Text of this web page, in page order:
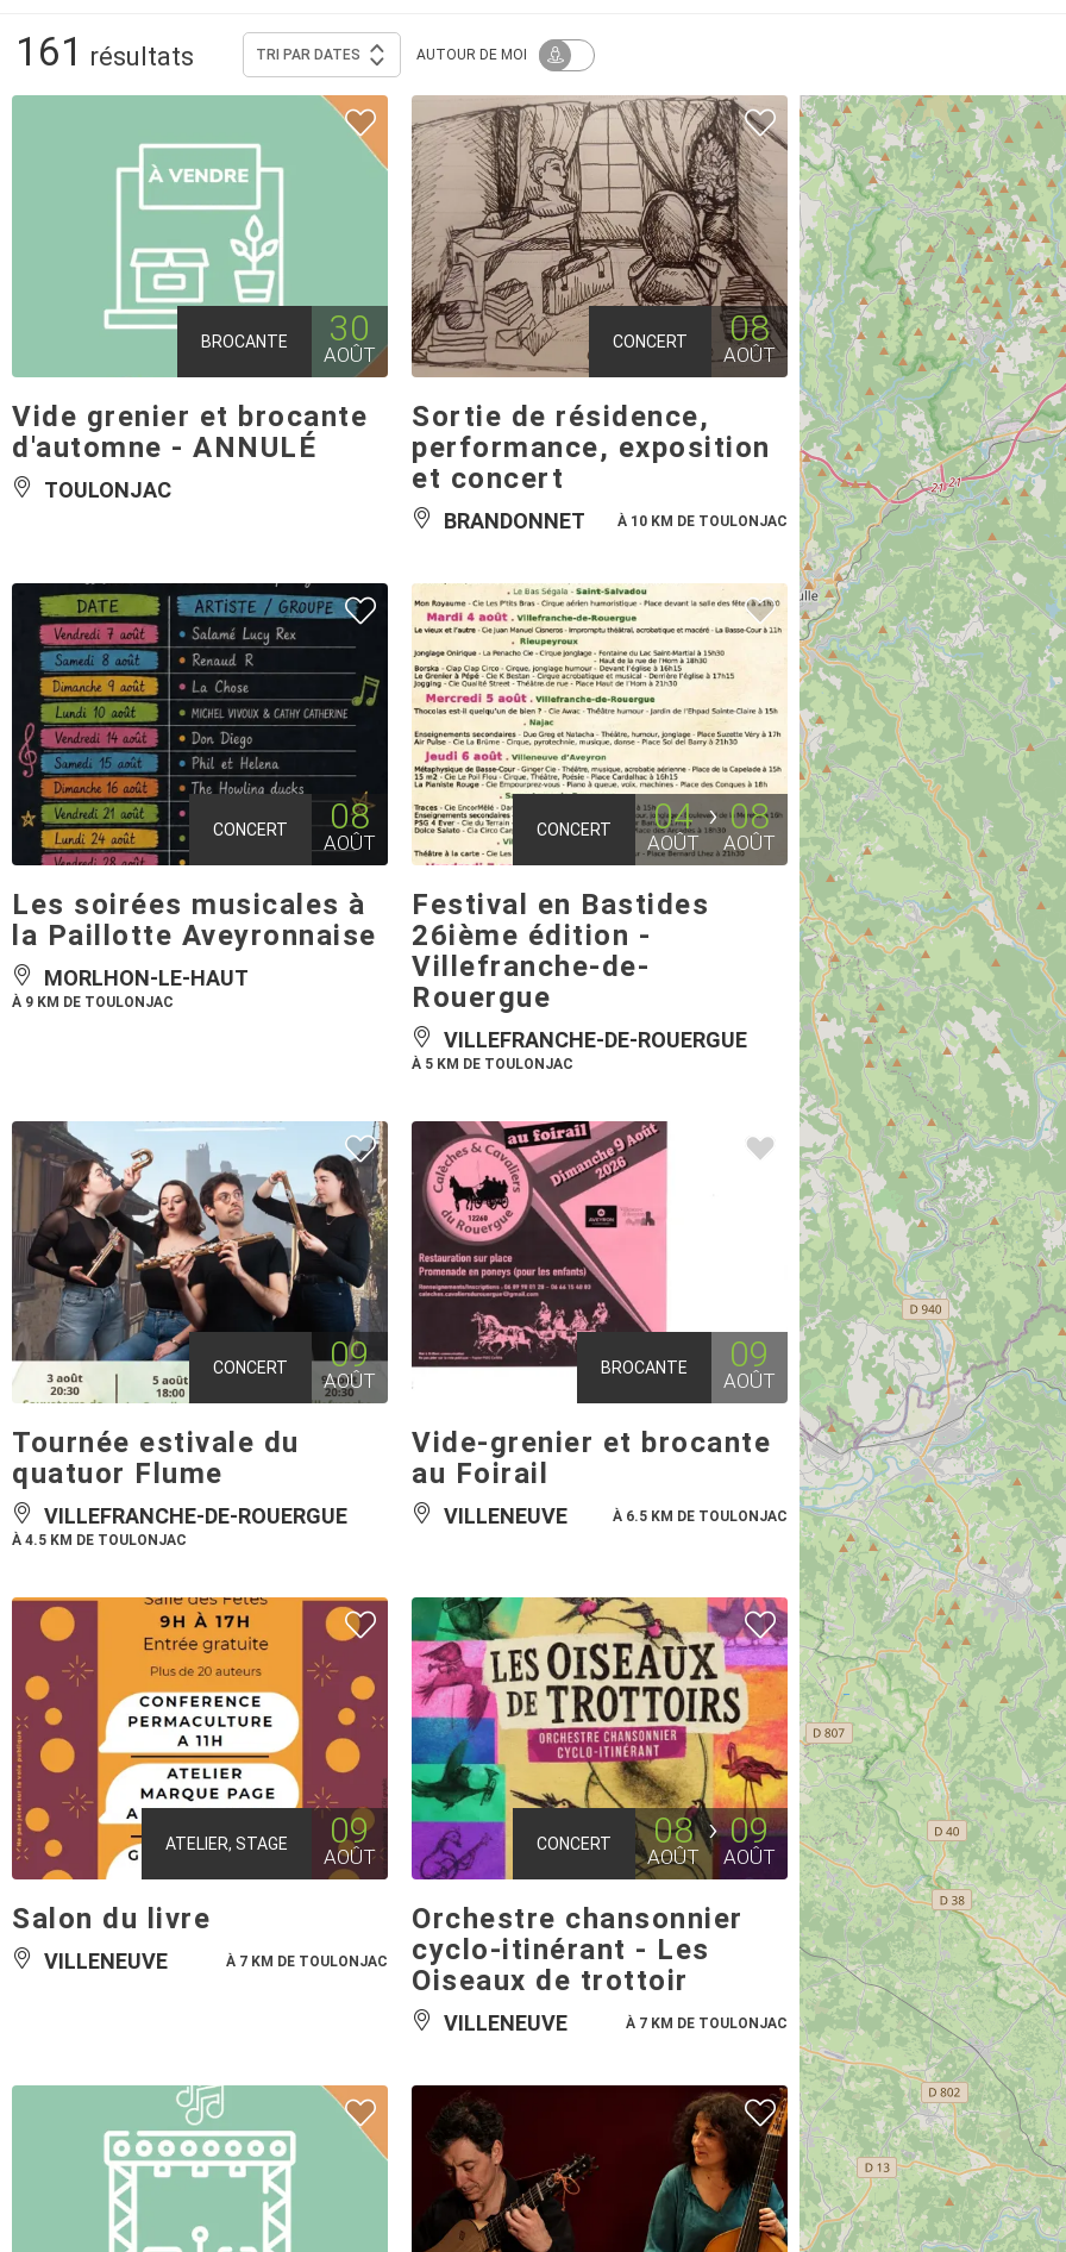
BROCANTE
AOÛT
Vide grenier et brocante
d'automne - ANNULÉ
TOULONJAC
CONCERT 08
AOÛT
Sortie de résidence,
performance, exposition
et concert
BRANDONNET
CONCERT 08
AOÛT
Les soirées musicales à
la Paillotte Aveyronnaise
MORLHON-LE-HAUT
À 9 KM DE TOULONJAC
CONCERT 04
AOÛT
08
AOÛT
Festival en Bastides
26ième édition -
Villefranche-de-
Rouergue
VILLEFRANCHE-DE-ROUERGUE
À 5 KM DE TOULONJAC
CONCERT 09
AOÛT
Tournée estivale du
quatuor Flume
VILLEFRANCHE-DE-ROUERGUE
À 4.5 KM DE TOULONJAC
BROCANTE
AOÛT
Vide-grenier et brocante
au Foirail
VILLENEUVE
ATELIER, STAGE 09
AOÛT
Salon du livre
VILLENEUVE
CONCERT 08
AOÛT
09
AOÛT
Orchestre chansonnier
cyclo-itinérant - Les
Oiseaux de trottoir
VILLENEUVE À 7 KM DE TOULONJAC